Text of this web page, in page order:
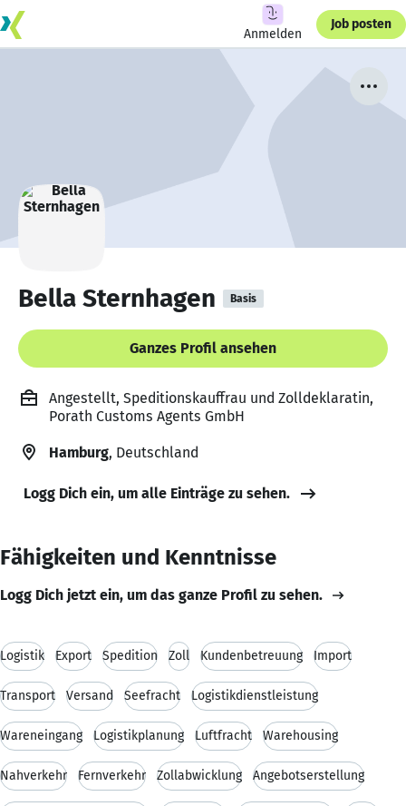
Anmelden
Job posten
Bella Sternhagen Basis
Ganzes Profil ansehen
Angestellt, Speditionskauffrau und Zolldeklaratin,
Porath Customs Agents GmbH
Hamburg, Deutschland
Logg Dich ein, um alle Einträge zu sehen.
Fähigkeiten und Kenntnisse
Logg Dich jetzt ein, um das ganze Profil zu sehen.
Logistik Export Spedition Zoll Kundenbetreuung Import
Transport Versand Seefracht Logistikdienstleistung
Wareneingang Logistikplanung Luftfracht Warehousing
Nahverkehr Fernverkehr Zollabwicklung Angebotserstellung